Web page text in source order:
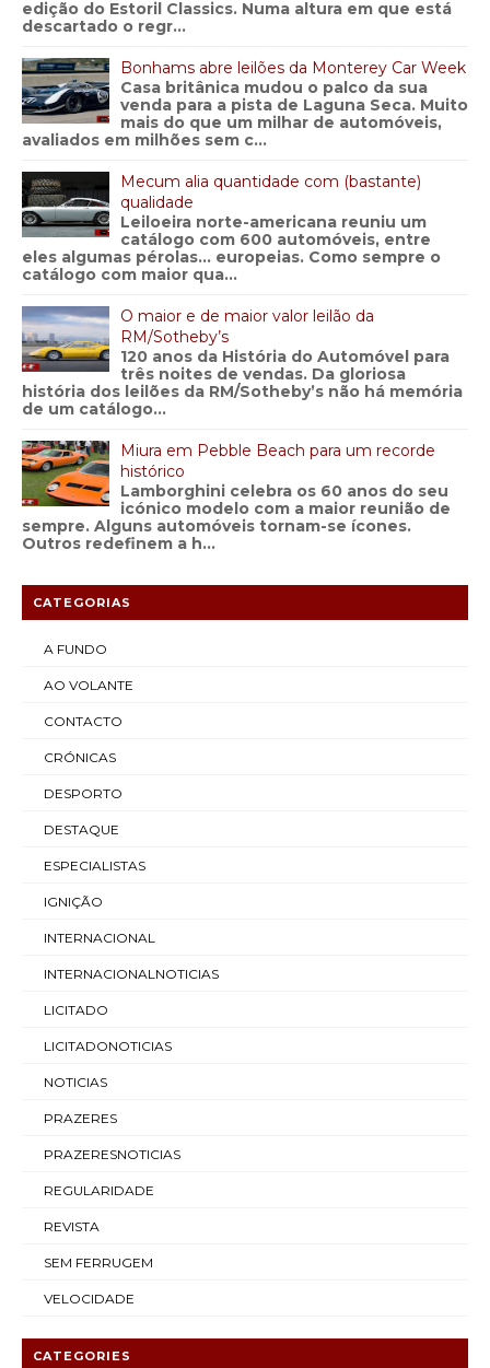
edição do Estoril Classics. Numa altura em que está
descartado o regr...
Bonhams abre leilões da Monterey Car Week
Casa britânica mudou o palco da sua
venda para a pista de Laguna Seca. Muito
mais do que um milhar de automóveis,
avaliados em milhões sem c...
Mecum alia quantidade com (bastante)
qualidade
Leiloeira norte-americana reuniu um
catálogo com 600 automóveis, entre
eles algumas pérolas… europeias. Como sempre o
catálogo com maior qua...
O maior e de maior valor leilão da
RM/Sotheby’s
120 anos da História do Automóvel para
três noites de vendas. Da gloriosa
história dos leilões da RM/Sotheby’s não há memória
de um catálogo...
Miura em Pebble Beach para um recorde
histórico
Lamborghini celebra os 60 anos do seu
icónico modelo com a maior reunião de
sempre. Alguns automóveis tornam-se ícones.
Outros redefinem a h...
CATEGORIAS
A FUNDO
AO VOLANTE
CONTACTO
CRÓNICAS
DESPORTO
DESTAQUE
ESPECIALISTAS
IGNIÇÃO
INTERNACIONAL
INTERNACIONALNOTICIAS
LICITADO
LICITADONOTICIAS
NOTICIAS
PRAZERES
PRAZERESNOTICIAS
REGULARIDADE
REVISTA
SEM FERRUGEM
VELOCIDADE
CATEGORIES